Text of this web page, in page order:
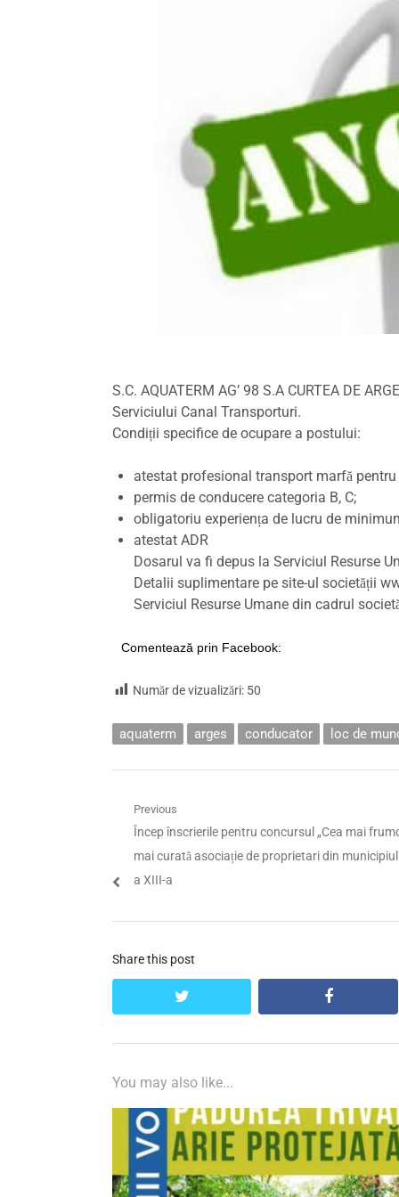
S.C. AQUATERM AG’ 98 S.A CURTEA DE
Serviciului Canal Transporturi.
Condiții specifice de ocupare a postului:
atestat profesional transport marfă
permis de conducere categoria B, C;
obligatoriu experiența de lucru de
atestat ADR
Dosarul va fi depus la Serviciul Resurse
Detalii suplimentare pe site-ul societății
Serviciul Resurse Umane din cadrul
Comentează prin Facebook:
Număr de vizualizări: 50
aquaterm arges conducator loc de
Navigare
articole
Previous
Previous
post:
Încep înscrierile pentru concursul „Cea mai
mai curată asociație de proprietari din municipiul
a XIII-a
Share this post
twitter facebook
You may also like...